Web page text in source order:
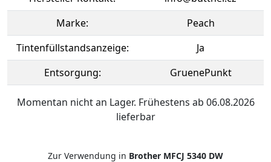
Marke:
Peach
Tintenfüllstandsanzeige:
Ja
Entsorgung:
GruenePunkt
Momentan nicht an Lager. Frühestens ab 06.08.2026
lieferbar
Zur Verwendung in Brother MFCJ 5340 DW